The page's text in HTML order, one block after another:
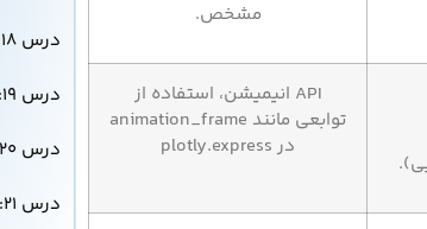
مشخص.
API انیمیشن، استفاده از
توابعی مانند animation_frame
در plotly.express
درس ۱۸: بررسی دقیق تاپل‌ها در پایتون
درس ۱۹: بررسی دقیق مجموعه ها در پایتون
درس ۲۰: بررسی دقیق دیکشنری‌ها در پایتون
درس ۲۱: بررسی دقیق آرایه ها در پایتون